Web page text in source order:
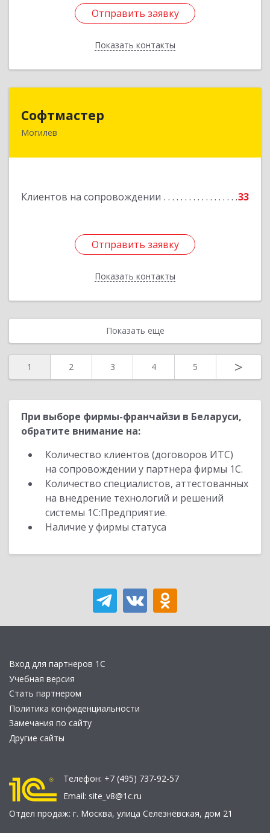
Отправить заявку
Показать контакты
Отправить заявку
Назад
Софтмастер
Могилев
Клиентов на сопровождении 33
Отправить заявку
Показать контакты
212017, Республика Беларусь, г.Могилев, ул.
Отправить заявку
Назад
Показать еще
1 2 3 4 5 >
При выборе фирмы-франчайзи в Беларуси,
обратите внимание на:
Количество клиентов (договоров ИТС)
на сопровождении у партнера фирмы 1С.
Количество специалистов, аттестованных
на внедрение технологий и решений
системы 1С:Предприятие.
Наличие у фирмы статуса
Вход для партнеров 1С
Учебная версия
Стать партнером
Политика конфиденциальности
Замечания по сайту
Другие сайты
Телефон: +7 (495) 737-92-57
Email: site_v8@1c.ru
Отдел продаж: г. Москва, улица Селезнёвская, дом 21